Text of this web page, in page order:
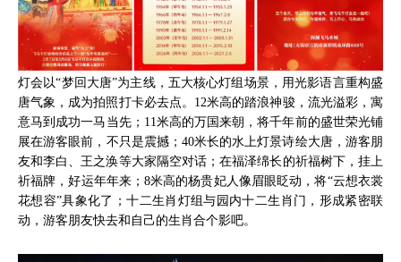
灯会以“梦回大唐”为主线，五大核心灯组场景，用光影语言重构盛
唐气象，成为拍照打卡必去点。12米高的踏浪神骏，流光溢彩，寓
意马到成功一马当先；11米高的万国来朝，将千年前的盛世荣光铺
展在游客眼前，不只是震撼；40米长的水上灯景诗绘大唐，游客朋
友和李白、王之涣等大家隔空对话；在福泽绵长的祈福树下，挂上
祈福牌，好运年年来；8米高的杨贵妃人像眉眼眨动，将“云想衣裳
花想容”具象化了；十二生肖灯组与园内十二生肖门，形成紧密联
动，游客朋友快去和自己的生肖合个影吧。